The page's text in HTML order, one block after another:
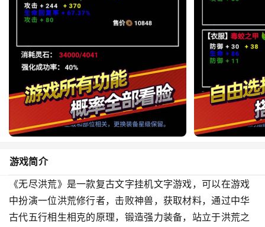
游戏简介
《无尽洪荒》是一款复古文字挂机文字游戏，可以在游戏
中扮演一位洪荒修行者，击败神兽，获取材料，通过中华
古代五行相生相克的原理，锻造强力装备，站立于洪荒之